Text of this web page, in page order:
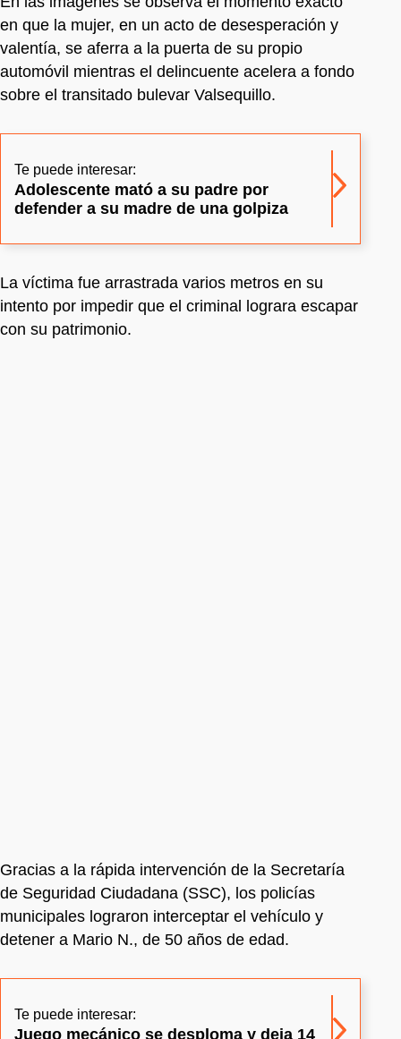
en que la mujer, en un acto de desesperación y
valentía, se aferra a la puerta de su propio
automóvil mientras el delincuente acelera a fondo
sobre el transitado bulevar Valsequillo.
Te puede interesar:
Adolescente mató a su padre por
defender a su madre de una golpiza
La víctima fue arrastrada varios metros en su
intento por impedir que el criminal lograra escapar
con su patrimonio.
Gracias a la rápida intervención de la Secretaría
de Seguridad Ciudadana (SSC), los policías
municipales lograron interceptar el vehículo y
detener a Mario N., de 50 años de edad.
Te puede interesar:
Juego mecánico se desploma y deja 14